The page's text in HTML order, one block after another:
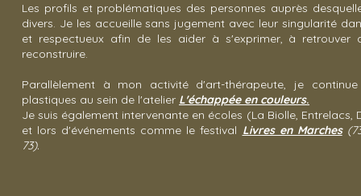
Les profils et problématiques des personnes auprès
divers. Je les accueille sans jugement avec leur singularité
et respectueux afin de les aider à s'exprimer, à retrouver
reconstruire.
Parallèlement à mon activité d'art-thérapeute, je
plastiques au sein de l'atelier L'échappée en couleurs.
Je suis également intervenante en écoles (La Biolle, Entrelacs,
et lors d'événements comme le festival Livres en Marches
73).